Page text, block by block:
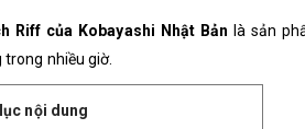
Riff của Kobayashi Nhật Bản là sản
nhiều giờ.
nội dung